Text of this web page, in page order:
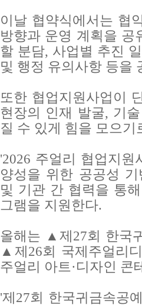
이날 협약식에서는 협
방향과 운영 계획을 공
할 분담, 사업별 추진
및 행정 유의사항 등을
또한 협업지원사업이
현장의 인재 발굴, 기
질 수 있게 힘을 모으기
'2026 주얼리 협업지
양성을 위한 공공성
및 기관 간 협력을 통
그램을 지원한다.
올해는 ▲제27회 한국
▲제26회 국제주얼리
주얼리 아트·디자인 콘
'제27회 한국귀금속공